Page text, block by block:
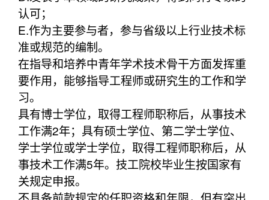
认可；
E.作为主要参与者，参与省级以上行业技术标
准或规范的编制。
在指导和培养中青年学术技术骨干方面发挥重
要作用，能够指导工程师或研究生的工作和学
习。
具有博士学位，取得工程师职称后，从事技术
工作满2年；具有硕士学位、第二学士学位、
学士学位或学士学位，取得工程师职称后，从
事技术工作满5年。技工院校毕业生按国家有
关规定申报。